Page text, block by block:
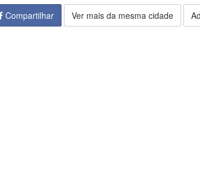
Compartilhar
Ver mais da mesma cidade